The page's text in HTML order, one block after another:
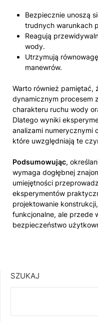
Bezpiecznie unoszą
trudnych warunkach
Reagują
wody.
Utrzymują
manewrów.
Warto również pamiętać,
dynamicznym procesem
charakteru ruchu wody
Dlatego wyniki
analizami numerycznymi
które uwzględniają te
Podsumowując,
wymaga dogłębnej
umiejętności
eksperymentów
projektowanie
funkcjonalne, ale przede
bezpieczeństwo
SZUKAJ